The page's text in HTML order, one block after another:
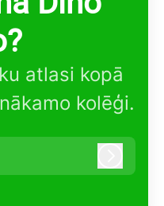
atlasi kopā
kolēģi.